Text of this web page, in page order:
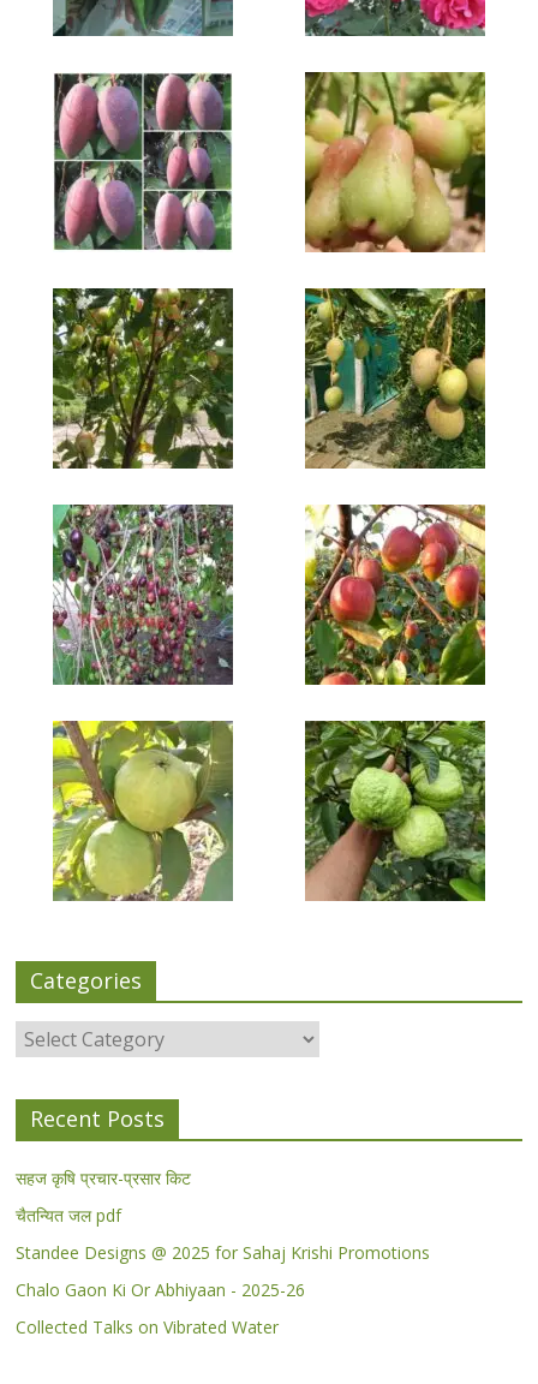
Categories
Categories
Recent Posts
सहज कृषि प्रचार-प्रसार किट
चैतन्यित जल pdf
Standee Designs @ 2025 for Sahaj Krishi Promotions
Chalo Gaon Ki Or Abhiyaan - 2025-26
Collected Talks on Vibrated Water